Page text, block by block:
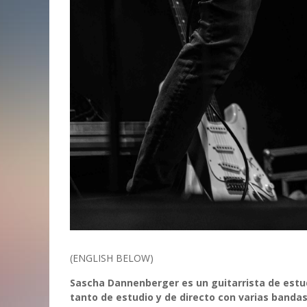
(ENGLISH BELOW)
Sascha Dannenberger es un guitarrista de
tanto de estudio y de directo con varias